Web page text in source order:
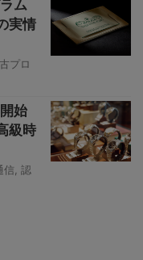
ム
実情
プロ
始
級時
信 認